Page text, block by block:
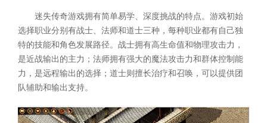
迷失传奇游戏拥有简单易学、深度挑战的特点。游戏初始
选择职业分别有战士、法师和道士三种，每种职业都有自己独
特的技能和角色发展路径。战士拥有高生命值和物理攻击力，
是近战输出的主力；法师拥有强大的魔法攻击力和群体控制能
力，是远程输出的选择；道士则擅长治疗和召唤，可以提供团
队辅助和输出支持。